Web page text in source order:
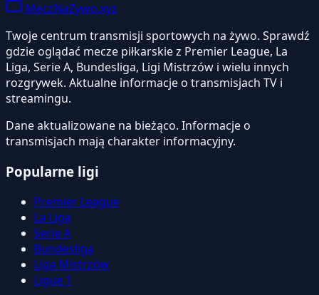
MeczNaZywo.xyz
Twoje centrum transmisji sportowych na żywo. Sprawdź
gdzie oglądać mecze piłkarskie z Premier League, La
Liga, Serie A, Bundesliga, Ligi Mistrzów i wielu innych
rozgrywek. Aktualne informacje o transmisjach TV i
streamingu.
Dane aktualizowane na bieżąco. Informacje o
transmisjach mają charakter informacyjny.
Popularne ligi
Premier League
La Liga
Serie A
Bundesliga
Liga Mistrzów
Ligue 1